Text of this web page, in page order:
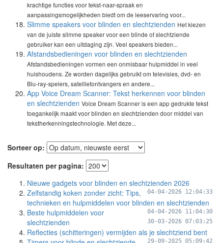
krachtige functies voor tekst-naar-spraak en
aanpassingsmogelijkheden biedt om de leeservaring voor...
Slimme speakers voor blinden en slechtzienden Het kiezen
van de juiste slimme speaker voor een blinde of slechtziende
gebruiker kan een uitdaging zijn. Veel speakers bieden...
Afstandsbedieningen voor blinden en slechtzienden
Afstandsbedieningen vormen een onmisbaar hulpmiddel in veel
huishoudens. Ze worden dagelijks gebruikt om televisies, dvd- en
Blu-ray-spelers, satellietontvangers en andere...
App Voice Dream Scanner: Tekst herkennen voor blinden
en slechtzienden Voice Dream Scanner is een app gedrukte tekst
toegankelijk maakt voor blinden en slechtzienden door middel van
tekstherkenningstechnologie. Met deze...
Sorteer op:
Resultaten per pagina:
Nieuwe gadgets voor blinden en slechtzienden 2026
04-04-2026 12:04:33
Zelfstandig koken zonder zicht: Tips,
technieken en hulpmiddelen voor blinden en slechtzienden
04-04-2026 11:04:30
Beste hulpmiddelen voor
slechtzienden
30-03-2026 07:03:25
Reflecties (schitteringen) vermijden als je slechtziend bent
29-09-2025 05:09:42